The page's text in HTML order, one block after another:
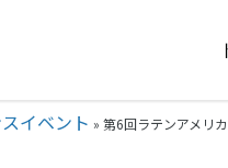
イベント » 第6回ラテンアメリ